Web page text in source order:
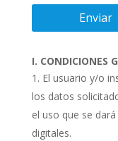
I. CONDICIONES
El usuario y/o
los datos
el uso que se
digitales.